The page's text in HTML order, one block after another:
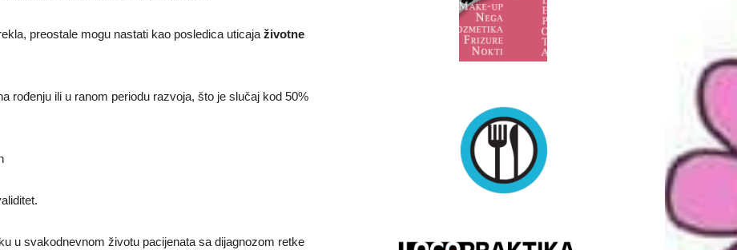
preostale mogu nastati kao posledica uticaja životne
rođenju ili u ranom periodu razvoja, što je slučaj kod 50%
u svakodnevnom životu pacijenata sa dijagnozom retke